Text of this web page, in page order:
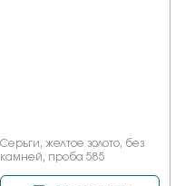
Серьги, желтое золото, без
камней, проба 585